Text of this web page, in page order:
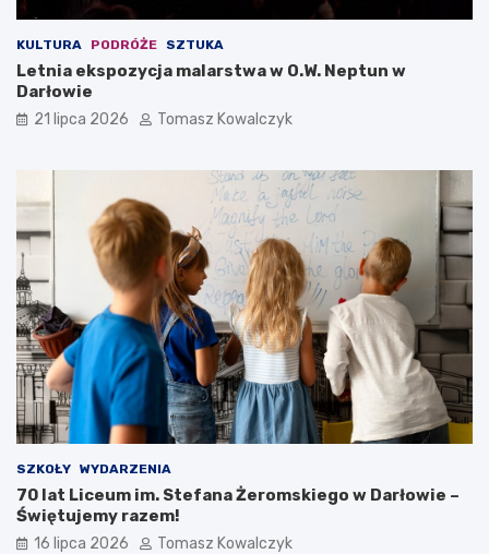
KULTURA PODRÓŻE SZTUKA
Letnia ekspozycja malarstwa w O.W. Neptun w
Darłowie
21 lipca 2026 Tomasz Kowalczyk
SZKOŁY WYDARZENIA
70 lat Liceum im. Stefana Żeromskiego w Darłowie –
Świętujemy razem!
16 lipca 2026 Tomasz Kowalczyk